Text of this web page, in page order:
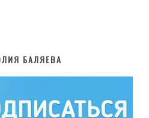
БАЛЯЕВА